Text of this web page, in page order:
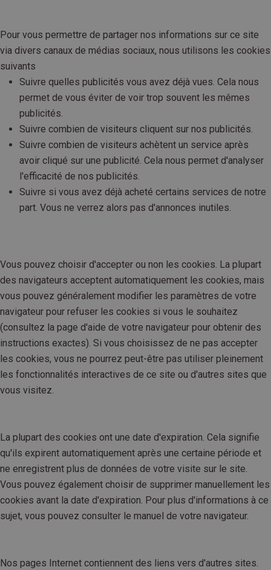
Pour vous permettre de partager nos informations sur ce site
via divers canaux de médias sociaux, nous utilisons les cookies
suivants
Suivre quelles publicités vous avez déjà vues. Cela nous
permet de vous éviter de voir trop souvent les mêmes
publicités.
Suivre combien de visiteurs cliquent sur nos publicités.
Suivre combien de visiteurs achètent un service après
avoir cliqué sur une publicité. Cela nous permet d'analyser
l'efficacité de nos publicités.
Suivre si vous avez déjà acheté certains services de notre
part. Vous ne verrez alors pas d'annonces inutiles.
Vous pouvez choisir d'accepter ou non les cookies. La plupart
des navigateurs acceptent automatiquement les cookies, mais
vous pouvez généralement modifier les paramètres de votre
navigateur pour refuser les cookies si vous le souhaitez
(consultez la page d'aide de votre navigateur pour obtenir des
instructions exactes). Si vous choisissez de ne pas accepter
les cookies, vous ne pourrez peut-être pas utiliser pleinement
les fonctionnalités interactives de ce site ou d'autres sites que
vous visitez.
La plupart des cookies ont une date d'expiration. Cela signifie
qu'ils expirent automatiquement après une certaine période et
ne enregistrent plus de données de votre visite sur le site.
Vous pouvez également choisir de supprimer manuellement les
cookies avant la date d'expiration. Pour plus d'informations à ce
sujet, vous pouvez consulter le manuel de votre navigateur.
Nos pages Internet contiennent des liens vers d'autres sites.